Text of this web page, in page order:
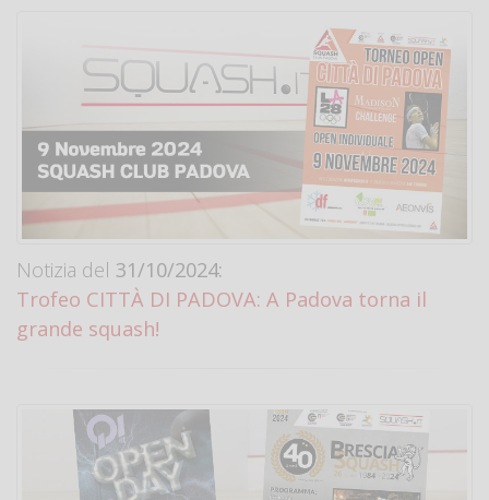
Notizia del 31/10/2024:
Trofeo CITTÀ DI PADOVA: A Padova torna il
grande squash!